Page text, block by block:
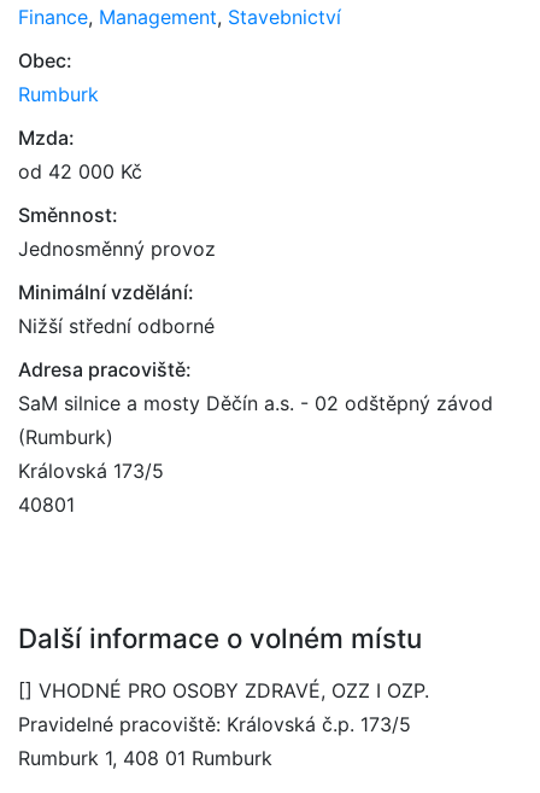
Finance, Management, Stavebnictví
Obec:
Rumburk
Mzda:
od 42 000 Kč
Směnnost:
Jednosměnný provoz
Minimální vzdělání:
Nižší střední odborné
Adresa pracoviště:
SaM silnice a mosty Děčín a.s. - 02 odštěpný závod
(Rumburk)
Královská 173/5
40801
Další informace o volném místu
[] VHODNÉ PRO OSOBY ZDRAVÉ, OZZ I OZP.
Pravidelné pracoviště: Královská č.p. 173/5
Rumburk 1, 408 01 Rumburk